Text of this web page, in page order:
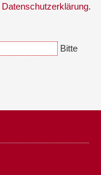
Datenschutzerklärung.
Bitte